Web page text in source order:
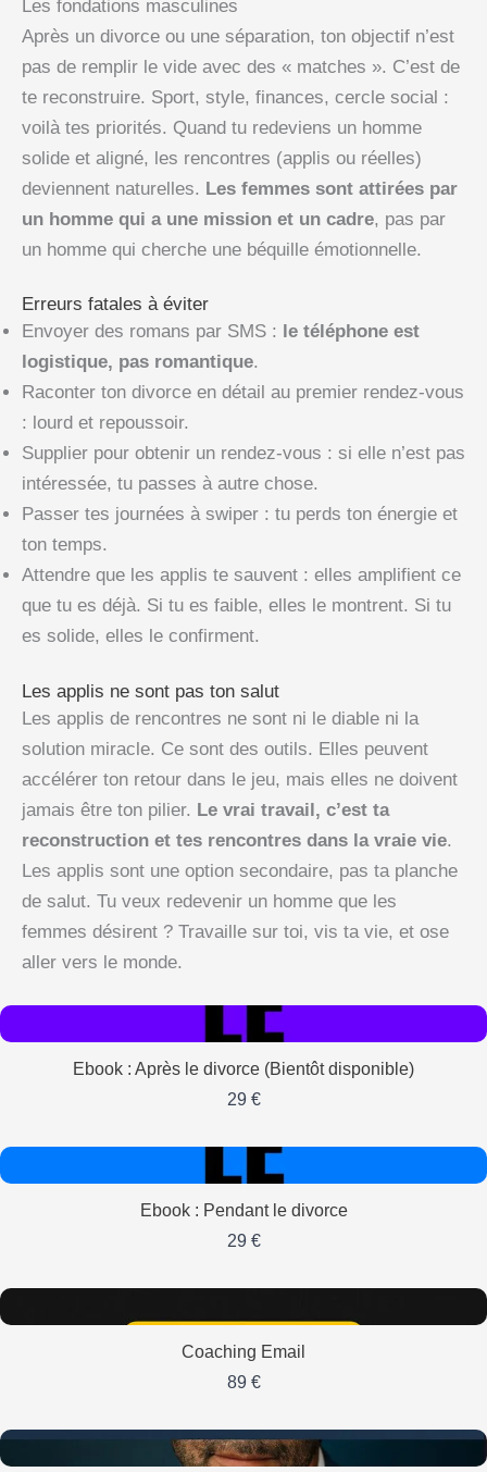
Les fondations masculines
Après un divorce ou une séparation, ton objectif n’est
pas de remplir le vide avec des « matches ». C’est de
te reconstruire. Sport, style, finances, cercle social :
voilà tes priorités. Quand tu redeviens un homme
solide et aligné, les rencontres (applis ou réelles)
deviennent naturelles. Les femmes sont attirées par
un homme qui a une mission et un cadre, pas par
un homme qui cherche une béquille émotionnelle.
Erreurs fatales à éviter
Envoyer des romans par SMS :
le téléphone est
logistique, pas romantique.
Raconter ton divorce en détail au premier rendez-vous
: lourd et repoussoir.
Supplier pour obtenir un rendez-vous : si elle n’est pas
intéressée, tu passes à autre chose.
Passer tes journées à swiper : tu perds ton énergie et
ton temps.
Attendre que les applis te sauvent : elles amplifient ce
que tu es déjà. Si tu es faible, elles le montrent. Si tu
es solide, elles le confirment.
Les applis ne sont pas ton salut
Les applis de rencontres ne sont ni le diable ni la
solution miracle. Ce sont des outils. Elles peuvent
accélérer ton retour dans le jeu, mais elles ne doivent
jamais être ton pilier. Le vrai travail, c’est ta
reconstruction et tes rencontres dans la vraie vie.
Les applis sont une option secondaire, pas ta planche
de salut. Tu veux redevenir un homme que les
femmes désirent ? Travaille sur toi, vis ta vie, et ose
aller vers le monde.
Ebook : Après le divorce (Bientôt disponible)
29 €
Ebook : Pendant le divorce
29 €
Coaching Email
89 €